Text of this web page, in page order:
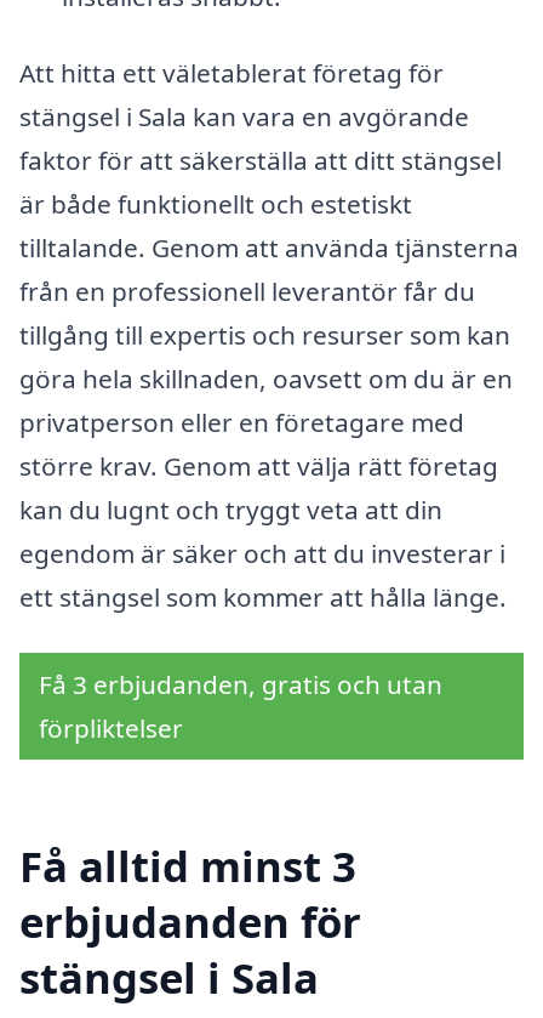
Att hitta ett väletablerat företag för
stängsel i Sala kan vara en avgörande
faktor för att säkerställa att ditt stängsel
är både funktionellt och estetiskt
tilltalande. Genom att använda tjänsterna
från en professionell leverantör får du
tillgång till expertis och resurser som kan
göra hela skillnaden, oavsett om du är en
privatperson eller en företagare med
större krav. Genom att välja rätt företag
kan du lugnt och tryggt veta att din
egendom är säker och att du investerar i
ett stängsel som kommer att hålla länge.
Få 3 erbjudanden, gratis och utan
förpliktelser
Få alltid minst 3
erbjudanden för
stängsel i Sala